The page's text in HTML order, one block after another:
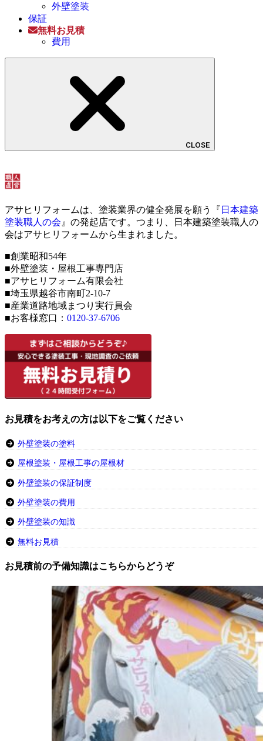
外壁塗装
保証
無料お見積
費用
CLOSE
アサヒリフォームは、塗装業界の健全発展を願う『 日本建築
塗装職人の会 』の発起店です。つまり、日本建築塗装職人の
会はアサヒリフォームから生まれました。
■創業昭和54年
■外壁塗装・屋根工事専門店
■アサヒリフォーム有限会社
■埼玉県越谷市南町2-10-7
■産業道路地域まつり実行員会
■お客様窓口： 0120-37-6706
お見積をお考えの方は以下をご覧ください
外壁塗装の塗料
屋根塗装・屋根工事の屋根材
外壁塗装の保証制度
外壁塗装の費用
外壁塗装の知識
無料お見積
お見積前の予備知識はこちらからどうぞ